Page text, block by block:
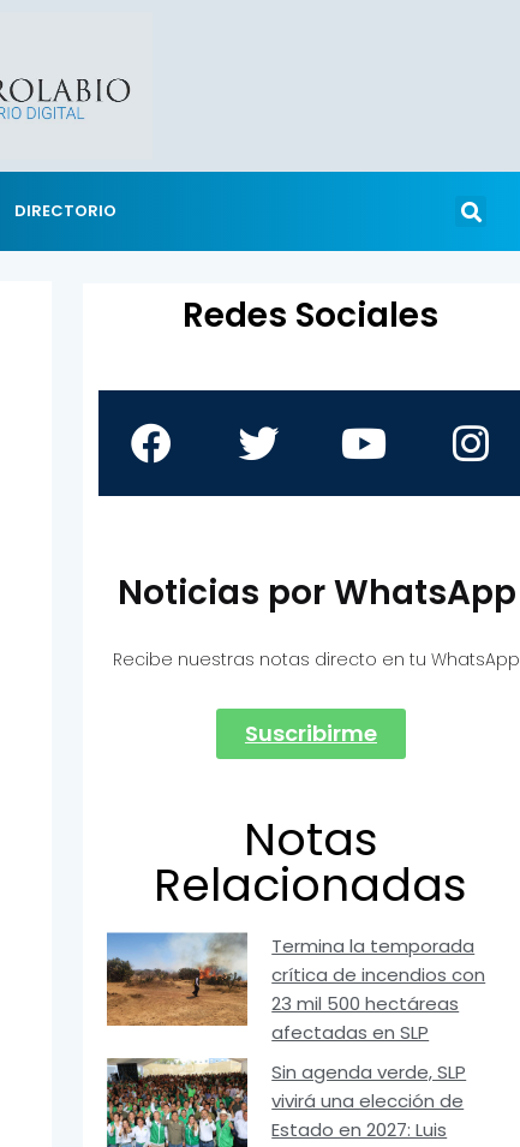
DIRECTORIO
Redes Sociales
Noticias por WhatsApp
Recibe nuestras notas directo en tu WhatsApp
Suscribirme
Notas
Relacionadas
Termina la temporada
crítica de incendios con
23 mil 500 hectáreas
afectadas en SLP
Sin agenda verde, SLP
vivirá una elección de
Estado en 2027: Luis